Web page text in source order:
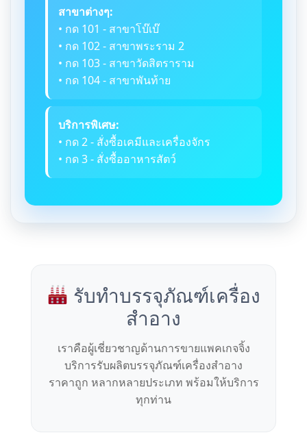
สาขาต่างๆ:
• กด 101 - สาขาโบ๊เบ๊
• กด 102 - สาขาพระราม 2
• กด 103 - สาขาวัดสิตราราม
• กด 104 - สาขาพันท้าย
บริการพิเศษ:
• กด 2 - สั่งซื้อเคมีและเครื่องจักร
• กด 3 - สั่งซื้ออาหารสัตว์
รับทำบรรจุภัณฑ์เครื่อง
สำอาง
เราคือผู้เชี่ยวชาญด้านการขายแพคเกจจิ้ง
บริการรับผลิตบรรจุภัณฑ์เครื่องสำอาง
ราคาถูก หลากหลายประเภท พร้อมให้บริการ
ทุกท่าน